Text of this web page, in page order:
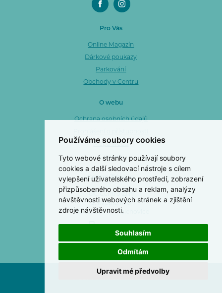
Používáme soubory cookies
Tyto webové stránky používají soubory
cookies a další sledovací nástroje s cílem
vylepšení uživatelského prostředí, zobrazení
přizpůsobeného obsahu a reklam, analýzy
návštěvnosti webových stránek a zjištění
zdroje návštěvnosti.
Souhlasím
Odmítám
Upravit mé předvolby
Pro Vás
Online Magazín
Dárkové poukazy
Parkování
Obchody v Centru
O webu
Ochrana osobních údajů
Mapa webu
Cookies
Centro Zlín a. s.
OC Centro Zlín
3. května 1170
763 02 Zlín 4 - Malenovice